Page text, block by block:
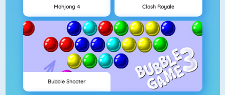
Mahjong 4 Clash Royale
Bubble Shooter